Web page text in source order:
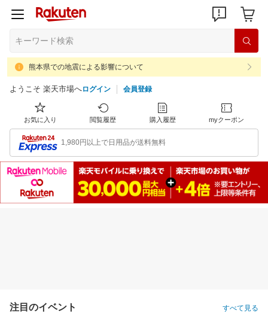
熊本県での地震による影響について
ようこそ 楽天市場へログイン 会員登録
お気に入り 閲覧履歴 購入履歴 myクーポン
1,980円以上で日用品が送料無料
注目のイベント すべて見る